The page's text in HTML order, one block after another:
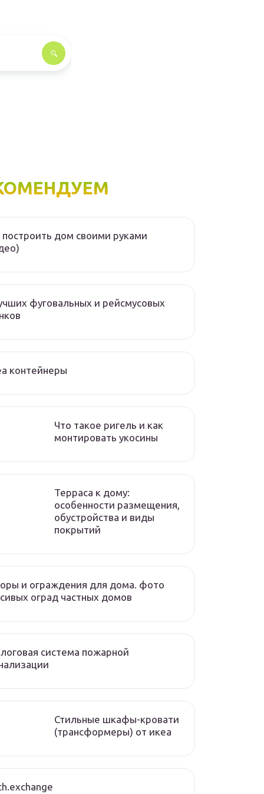
построить дом своими руками
фуговальных и рейсмусовых
контейнеры
Что такое ригель и как
монтировать укосины
Терраса к дому:
особенности размещения,
обустройства и виды
покрытий
и ограждения для дома. фото
оград частных домов
система пожарной
Стильные шкафы-кровати
(трансформеры) от икеа